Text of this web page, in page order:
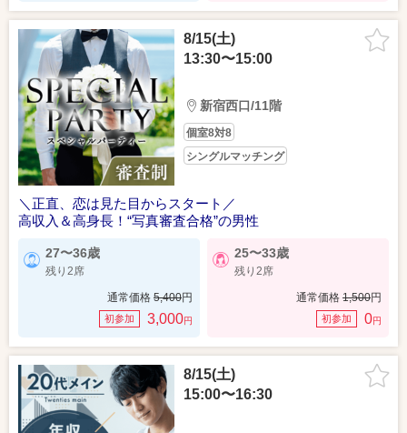
8/15(土)
13:30〜15:00
新宿西口/11階
個室8対8
シングルマッチング
＼正直、恋は見た目からスタート／
高収入＆高身長！“写真審査合格”の男性
27〜36歳
残り2席
通常価格 5,400円
初参加 3,000円
25〜33歳
残り2席
通常価格 1,500円
初参加 0円
8/15(土)
15:00〜16:30